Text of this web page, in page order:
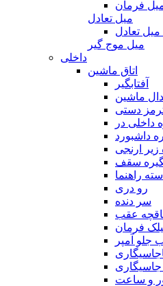
فرمان
میل تعادل
میل تعادل
میل موج گیر
داخلی
اتاق ماشین
آفتابگیر
ماشین
دستی
داخلی در
داشبورد
ارنجی
سقف
راهنما
رو دری
سر دنده
عقب
فرمان
جلو آمپر
و ساعت